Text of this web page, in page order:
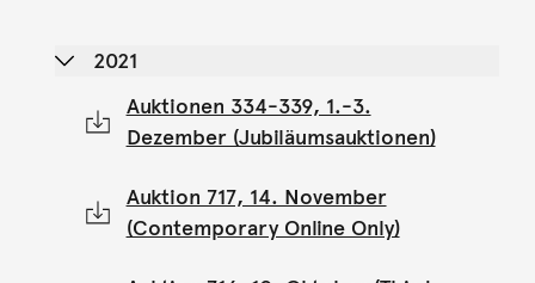
2021
Auktionen 334-339, 1.-3.
Dezember (Jubiläumsauktionen)
Auktion 717, 14. November
(Contemporary Online Only)